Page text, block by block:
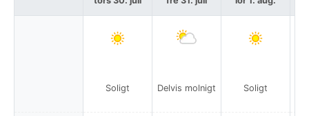
Soligt Delvis molnigt Soligt